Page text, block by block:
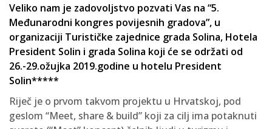
Veliko nam je zadovoljstvo pozvati Vas na “5.
Međunarodni kongres povijesnih gradova”, u
organizaciji Turističke zajednice grada Solina, Hotela
President Solin i grada Solina koji će se održati od
26.-29.ožujka 2019.godine u hotelu President
Solin*****
Riječ je o prvom takvom projektu u Hrvatskoj, pod
geslom “Meet, share & build” koji za cilj ima potaknuti